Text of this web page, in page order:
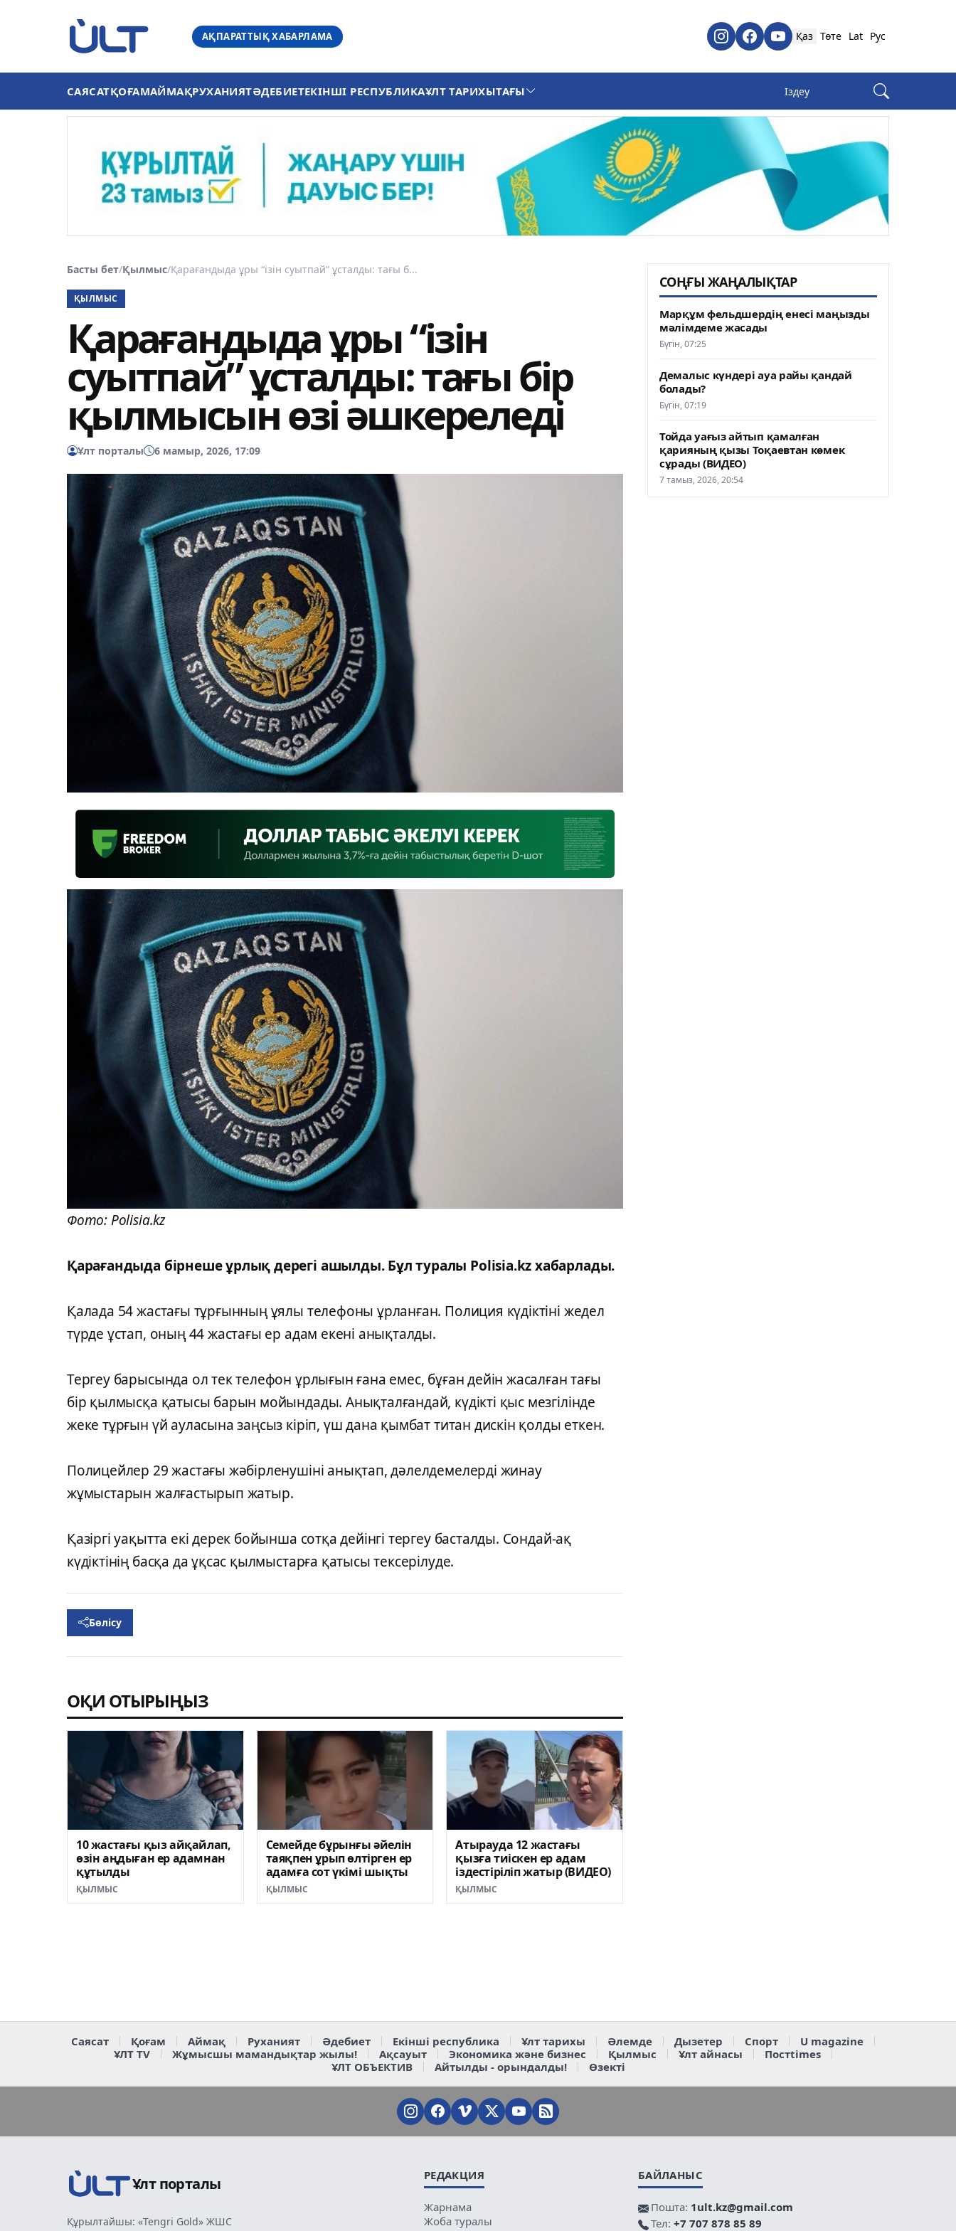
АҚПАРАТТЫҚ ХАБАРЛАМА Қаз Төте Lat Рус
САЯСАТҚОҒАМАЙМАҚРУХАНИЯТӘДЕБИЕТЕКІНШІ РЕСПУБЛИКАҰЛТ ТАРИХЫТАҒЫ
Басты бет/Қылмыс/Қарағандыда ұры “ізін суытпай” ұсталды: тағы б...
ҚЫЛМЫС
Қарағандыда ұры “ізін
суытпай” ұсталды: тағы бір
қылмысын өзі әшкереледі
Ұлт порталы 6 мамыр, 2026, 17:09
Фото: Polisia.kz
Қарағандыда бірнеше ұрлық дерегі ашылды. Бұл туралы Polisia.kz хабарлады.
Қалада 54 жастағы тұрғынның ұялы телефоны ұрланған. Полиция күдіктіні жедел
түрде ұстап, оның 44 жастағы ер адам екені анықталды.
Тергеу барысында ол тек телефон ұрлығын ғана емес, бұған дейін жасалған тағы
бір қылмысқа қатысы барын мойындады. Анықталғандай, күдікті қыс мезгілінде
жеке тұрғын үй ауласына заңсыз кіріп, үш дана қымбат титан дискін қолды еткен.
Полицейлер 29 жастағы жәбірленушіні анықтап, дәлелдемелерді жинау
жұмыстарын жалғастырып жатыр.
Қазіргі уақытта екі дерек бойынша сотқа дейінгі тергеу басталды. Сондай-ақ
күдіктінің басқа да ұқсас қылмыстарға қатысы тексерілуде.
Бөлісу
ОҚИ ОТЫРЫҢЫЗ
10 жастағы қыз айқайлап,
өзін аңдыған ер адамнан
құтылды
ҚЫЛМЫС
Семейде бұрынғы әйелін
таяқпен ұрып өлтірген ер
адамға сот үкімі шықты
ҚЫЛМЫС
Атырауда 12 жастағы
қызға тиіскен ер адам
іздестіріліп жатыр (ВИДЕО)
ҚЫЛМЫС
СОҢҒЫ ЖАҢАЛЫҚТАР
Марқұм фельдшердің енесі маңызды
мәлімдеме жасады
Бүгін, 07:25
Демалыс күндері ауа райы қандай
болады?
Бүгін, 07:19
Тойда уағыз айтып қамалған
қарияның қызы Тоқаевтан көмек
сұрады (ВИДЕО)
7 тамыз, 2026, 20:54
Саясат Қоғам Аймақ Руханият Әдебиет Екінші республика Ұлт тарихы Әлемде Дызетер Спорт
U magazine
ҰЛТ TV
Жұмысшы мамандықтар жылы! Ақсауыт Экономика және бизнес Қылмыс Ұлт айнасы
Постtimes
ҰЛТ ОБЪЕКТИВ
Айтылды - орындалды! Өзекті
Ұлт порталы
Құрылтайшы: «Tengri Gold» ЖШС
РЕДАКЦИЯ
Жарнама
Жоба туралы
БАЙЛАНЫС
Пошта: 1ult.kz@gmail.com
Тел: +7 707 878 85 89